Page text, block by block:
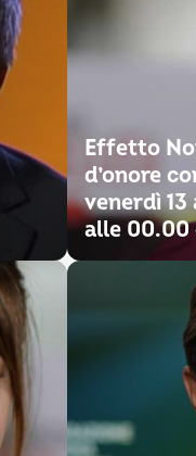
Effetto
d’onore
venerdì
alle 00.00